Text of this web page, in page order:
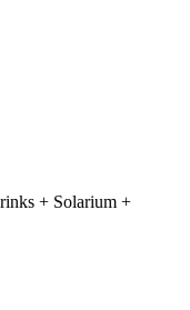
+ Solarium +